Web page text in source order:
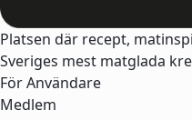
Platsen där recept,
Sveriges mest matglada
För Användare
Medlem